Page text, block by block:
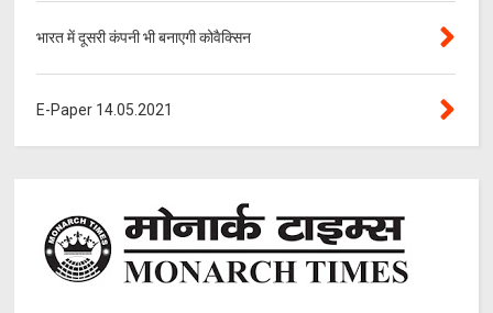
भारत में दूसरी कंपनी भी बनाएगी कोवैक्सिन
E-Paper 14.05.2021